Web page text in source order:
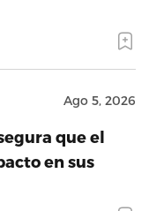
Ago 5, 2026
que el
en sus